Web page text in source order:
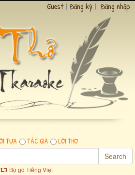
Guest | Đăng ký | Đăng nhập
TỰA TÁC GIẢ LỜI THƠ
Search
Bộ gõ Tiếng Việt